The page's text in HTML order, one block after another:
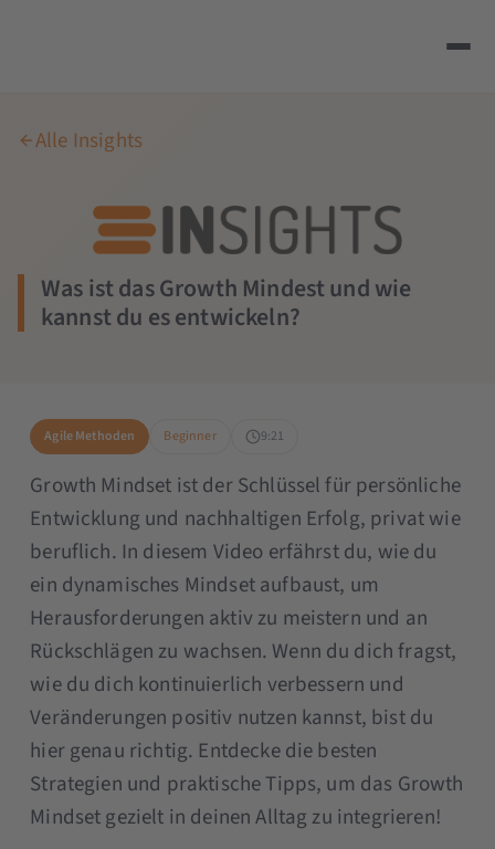
Alle Insights
Was ist das Growth Mindest und wie
kannst du es entwickeln?
Agile Methoden Beginner 9:21
Growth Mindset ist der Schlüssel für persönliche
Entwicklung und nachhaltigen Erfolg, privat wie
beruflich. In diesem Video erfährst du, wie du
ein dynamisches Mindset aufbaust, um
Herausforderungen aktiv zu meistern und an
Rückschlägen zu wachsen. Wenn du dich fragst,
wie du dich kontinuierlich verbessern und
Veränderungen positiv nutzen kannst, bist du
hier genau richtig. Entdecke die besten
Strategien und praktische Tipps, um das Growth
Mindset gezielt in deinen Alltag zu integrieren!